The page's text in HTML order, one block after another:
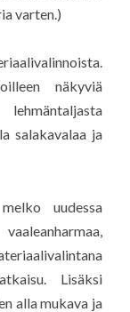
varten.)
näkyviä
salakavalaa ja
uudessa
Lisäksi
alla mukava ja